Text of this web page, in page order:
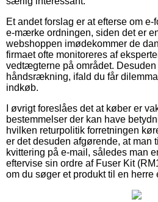
Et andet forslag er at efterse om
e-mærke ordningen, siden det er
webshoppen imødekommer de
firmaet ofte monitoreres af
vedtægterne på området.
håndsrækning, ifald du får
indkøb.
I øvrigt foreslåes det at køber er
bestemmelser der kan have
hvilken returpolitik forretningen
er det desuden afgørende, at man
kvittering på e-mail, således man
eftervise sin ordre af Fuser Kit
om du søger et produkt til en herre